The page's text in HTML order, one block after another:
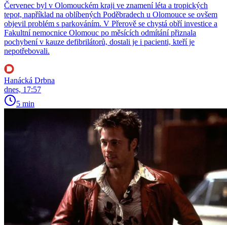
Červenec byl v Olomouckém kraji ve znamení léta a tropických
tepot, například na oblíbených Poděbradech u Olomouce se ovšem
objevil problém s parkováním. V Přerově se chystá obří investice a
Fakultní nemocnice Olomouc po měsících odmítání přiznala
pochybení v kauze defibrilátorů, dostali je i pacienti, kteří je
nepotřebovali.
Hanácká Drbna
dnes, 17:57
5 min